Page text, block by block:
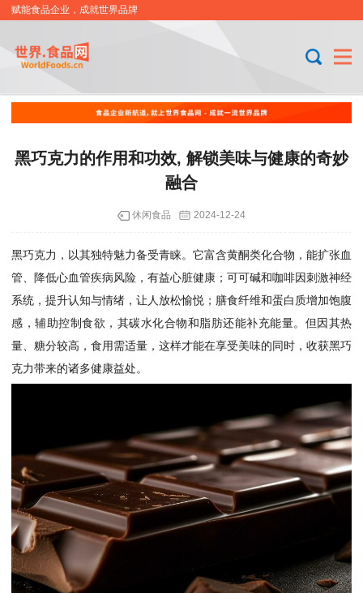
赋能食品企业，成就世界品牌
黑巧克力的作用和功效, 解锁美味与健康的奇妙
融合
休闲食品 2024-12-24
黑巧克力，以其独特魅力备受青睐。它富含黄酮类化合物，能扩张血
管、降低心血管疾病风险，有益心脏健康；可可碱和咖啡因刺激神经
系统，提升认知与情绪，让人放松愉悦；膳食纤维和蛋白质增加饱腹
感，辅助控制食欲，其碳水化合物和脂肪还能补充能量。但因其热
量、糖分较高，食用需适量，这样才能在享受美味的同时，收获黑巧
克力带来的诸多健康益处。